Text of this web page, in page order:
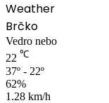
Weather
Brčko
Vedro nebo
22 ℃
37º - 22º
62%
1.28 km/h